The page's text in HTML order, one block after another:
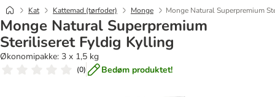
Kat Kattemad (tørfoder) Monge Monge Natural Superpremium
Monge Natural Superpremium
Steriliseret Fyldig Kylling
Økonomipakke: 3 x 1,5 kg
(0) Bedøm produktet!